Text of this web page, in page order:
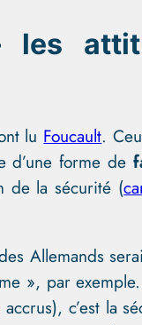
les
lu Foucault.
d’une forme de
de la sécurité (
Allemands
», par
c’est la